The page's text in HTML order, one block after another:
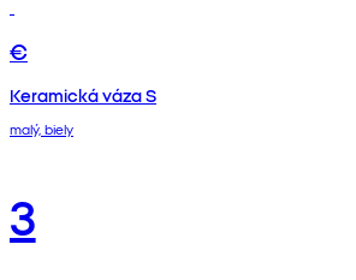
€
Keramická váza S
malý, biely
3